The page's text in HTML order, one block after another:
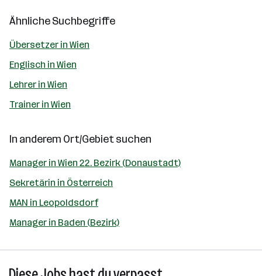
Ähnliche Suchbegriffe
Übersetzer in Wien
Englisch in Wien
Lehrer in Wien
Trainer in Wien
In anderem Ort/Gebiet suchen
Manager in Wien 22. Bezirk (Donaustadt)
Sekretärin in Österreich
MAN in Leopoldsdorf
Manager in Baden (Bezirk)